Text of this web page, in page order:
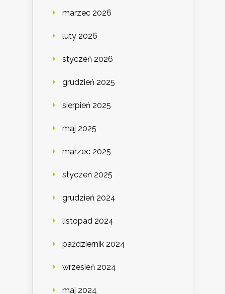
marzec 2026
luty 2026
styczeń 2026
grudzień 2025
sierpień 2025
maj 2025
marzec 2025
styczeń 2025
grudzień 2024
listopad 2024
październik 2024
wrzesień 2024
maj 2024